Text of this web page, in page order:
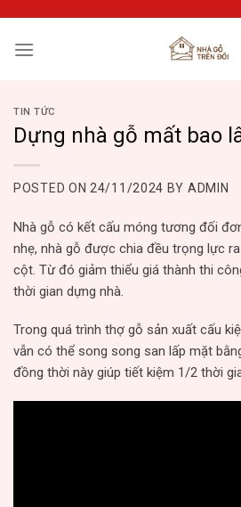
content
TIN TỨC
Dựng nhà gỗ mất bao
POSTED ON 24/11/2024 BY ADMIN
Nhà gỗ có kết cấu móng tương đối
nhẹ, nhà gỗ được chia đều trọng lực
cột. Từ đó giảm thiểu giá thành thi
thời gian dựng nhà.
Trong quá trình thợ gỗ sản xuất cấu
vẫn có thể song song san lấp mặt
đồng thời này giúp tiết kiệm 1/2 thời